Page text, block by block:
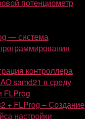
потенциометр
— система
контроллера
samd21 в среду
FLProg
+ FLProg – Создание
настройки